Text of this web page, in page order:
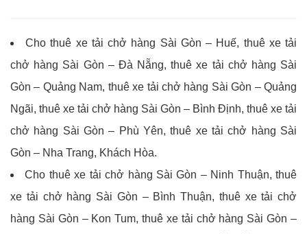
Cho thuê xe tải chở hàng Sài Gòn – Huế, thuê xe tải
chở hàng Sài Gòn – Đà Nẵng, thuê xe tải chở hàng Sài
Gòn – Quảng Nam, thuê xe tải chở hàng Sài Gòn – Quảng
Ngãi, thuê xe tải chở hàng Sài Gòn – Bình Định, thuê xe tải
chở hàng Sài Gòn – Phù Yên, thuê xe tải chở hàng Sài
Gòn – Nha Trang, Khách Hòa.
Cho thuê xe tải chở hàng Sài Gòn – Ninh Thuận, thuê
xe tải chở hàng Sài Gòn – Bình Thuận, thuê xe tải chở
hàng Sài Gòn – Kon Tum, thuê xe tải chở hàng Sài Gòn –